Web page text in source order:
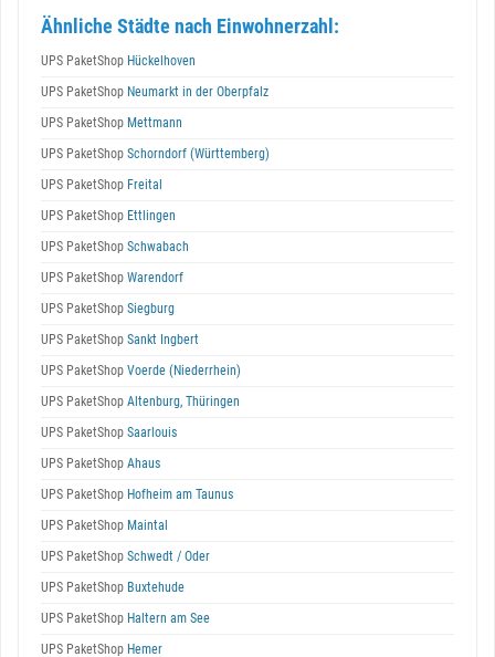
Ähnliche Städte nach Einwohnerzahl:
UPS PaketShop Hückelhoven
UPS PaketShop Neumarkt in der Oberpfalz
UPS PaketShop Mettmann
UPS PaketShop Schorndorf (Württemberg)
UPS PaketShop Freital
UPS PaketShop Ettlingen
UPS PaketShop Schwabach
UPS PaketShop Warendorf
UPS PaketShop Siegburg
UPS PaketShop Sankt Ingbert
UPS PaketShop Voerde (Niederrhein)
UPS PaketShop Altenburg, Thüringen
UPS PaketShop Saarlouis
UPS PaketShop Ahaus
UPS PaketShop Hofheim am Taunus
UPS PaketShop Maintal
UPS PaketShop Schwedt / Oder
UPS PaketShop Buxtehude
UPS PaketShop Haltern am See
UPS PaketShop Hemer